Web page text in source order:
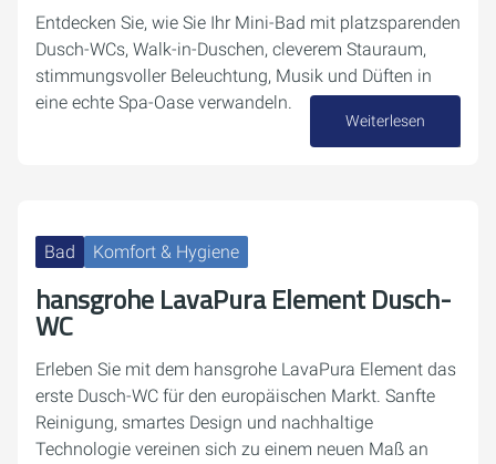
Entdecken Sie, wie Sie Ihr Mini-Bad mit platzsparenden
Dusch-WCs, Walk-in-Duschen, cleverem Stauraum,
stimmungsvoller Beleuchtung, Musik und Düften in
eine echte Spa-Oase verwandeln.
Weiterlesen
Bad Komfort & Hygiene
hansgrohe LavaPura Element Dusch-
WC
Erleben Sie mit dem hansgrohe LavaPura Element das
erste Dusch-WC für den europäischen Markt. Sanfte
Reinigung, smartes Design und nachhaltige
Technologie vereinen sich zu einem neuen Maß an